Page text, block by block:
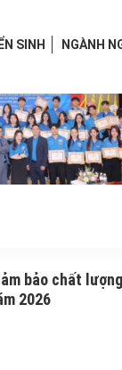
SINH NGÀNH
bảo chất
2026